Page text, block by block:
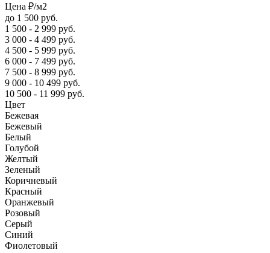
Цена ₽/м2
до 1 500 руб.
1 500 - 2 999 руб.
3 000 - 4 499 руб.
4 500 - 5 999 руб.
6 000 - 7 499 руб.
7 500 - 8 999 руб.
9 000 - 10 499 руб.
10 500 - 11 999 руб.
Цвет
Бежевая
Бежевый
Белый
Голубой
Желтый
Зеленый
Коричневый
Красный
Оранжевый
Розовый
Серый
Синий
Фиолетовый